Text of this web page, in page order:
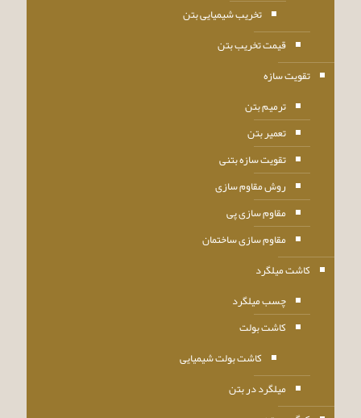
تخریب شیمیایی بتن
قیمت تخریب بتن
تقویت سازه
ترمیم بتن
تعمیر بتن
تقویت سازه بتنی
روش مقاوم سازی
مقاوم سازی پی
مقاوم سازی ساختمان
کاشت میلگرد
چسب میلگرد
کاشت بولت
کاشت بولت شیمیایی
میلگرد در بتن